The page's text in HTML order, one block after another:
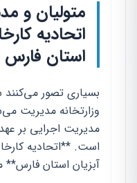
متولیان و
اتحادیه
استان فارس
بسیاری تصور
وزارتخانه مدیریت
مدیریت اجرایی بر
است. **اتحادیه
آبزیان استان